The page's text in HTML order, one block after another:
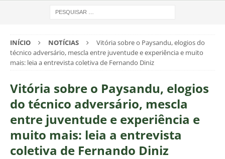
INÍCIO NOTÍCIAS
Vitória sobre o Paysandu, elogios do
técnico adversário, mescla entre juventude e experiência e muito
mais: leia a entrevista coletiva de Fernando Diniz
Vitória sobre o Paysandu, elogios
do técnico adversário, mescla
entre juventude e experiência e
muito mais: leia a entrevista
coletiva de Fernando Diniz